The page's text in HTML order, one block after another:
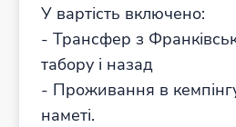
У вартість включено:
- Трансфер з
табору і назад
- Проживання в
наметі.